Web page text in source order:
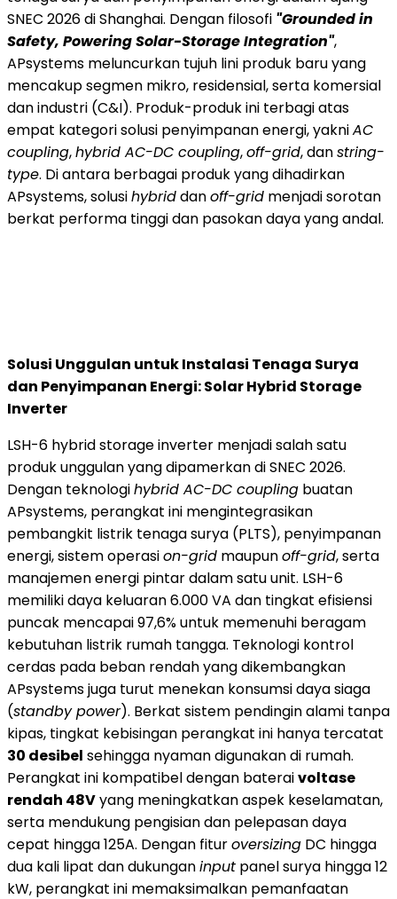
SNEC 2026 di Shanghai. Dengan filosofi "Grounded in
Safety, Powering Solar-Storage Integration",
APsystems meluncurkan tujuh lini produk baru yang
mencakup segmen mikro, residensial, serta komersial
dan industri (C&I). Produk-produk ini terbagi atas
empat kategori solusi penyimpanan energi, yakniAC
coupling,hybrid AC-DC coupling,off-grid, danstring-
type. Di antara berbagai produk yang dihadirkan
APsystems, solusihybriddanoff-grid menjadi sorotan
berkat performa tinggi dan pasokan daya yang andal.
Solusi Unggulan untuk Instalasi Tenaga Surya
dan Penyimpanan Energi: Solar Hybrid Storage
Inverter
LSH-6 hybrid storage inverter menjadi salah satu
produk unggulan yang dipamerkan di SNEC 2026.
Dengan teknologihybrid AC-DC coupling buatan
APsystems, perangkat ini mengintegrasikan
pembangkit listrik tenaga surya (PLTS), penyimpanan
energi, sistem operasion-grid maupunoff-grid, serta
manajemen energi pintar dalam satu unit. LSH-6
memiliki daya keluaran 6.000 VA dan tingkat efisiensi
puncak mencapai 97,6% untuk memenuhi beragam
kebutuhan listrik rumah tangga. Teknologi kontrol
cerdas pada beban rendah yang dikembangkan
APsystems juga turut menekan konsumsi daya siaga
(standby power). Berkat sistem pendingin alami tanpa
kipas, tingkat kebisingan perangkat ini hanya tercatat
30 desibel sehingga nyaman digunakan di rumah.
Perangkat ini kompatibel dengan bateraivoltase
rendah 48Vyang meningkatkan aspek keselamatan,
serta mendukung pengisian dan pelepasan daya
cepat hingga 125A. Dengan fituroversizing DC hingga
dua kali lipat dan dukunganinput panel surya hingga 12
kW, perangkat ini memaksimalkan pemanfaatan